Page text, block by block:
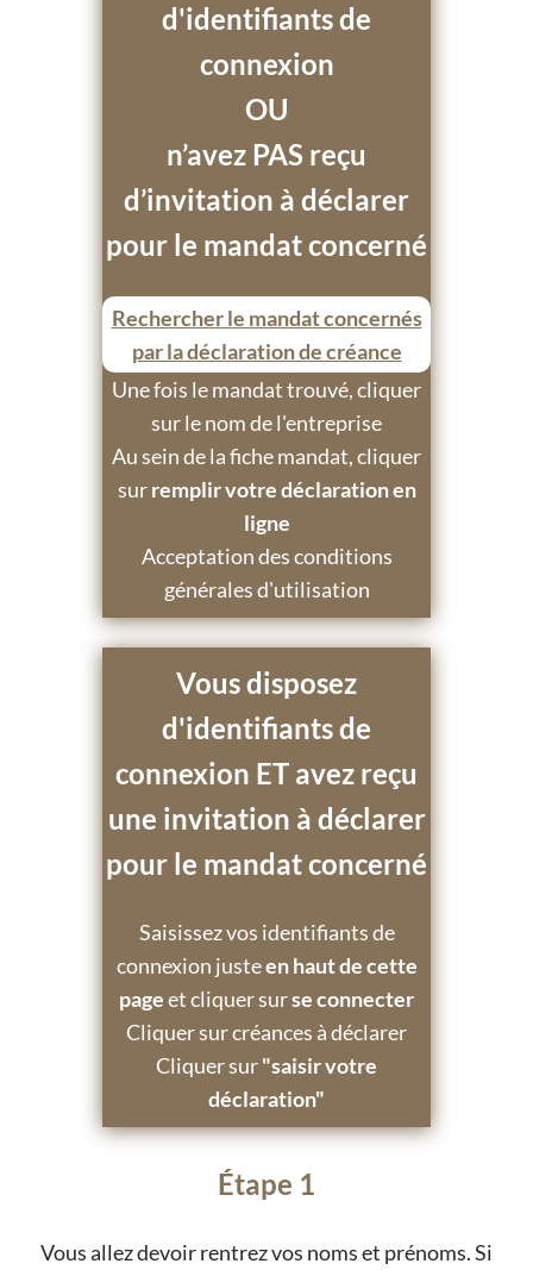
Vous disposez
d'identifiants de
connexion ET avez reçu
une invitation à déclarer
pour le mandat concerné
Saisissez vos identifiants de
connexion justeen haut de cette
pageet cliquer surse connecter
Cliquer sur créances à déclarer
Cliquer sur"saisir votre
déclaration"
d'identifiants de
connexion
OU
n’avez PAS reçu
d’invitation à déclarer
pour le mandat concerné
Rechercher le mandat concernés
par la déclaration de créance
Une fois le mandat trouvé, cliquer
sur le nom de l'entreprise
Au sein de la fiche mandat, cliquer
surremplir votre déclaration en
ligne
Acceptation des conditions
générales d'utilisation
Étape 1
Vous allez devoir rentrez vos noms et prénoms. Si